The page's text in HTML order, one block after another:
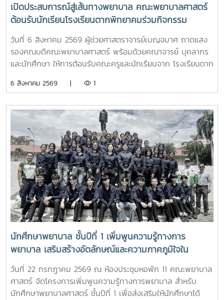
เปิดประสบการณ์สู่เส้นทางพยาบาล คณะพยาบาลศาสตร์
ต้อนรับนักเรียนโรงเรียนตากพิทยาคมร่วมกิจกรรม
"Future Nurse Portfolio"
วันที่ 6 สิงหาคม 2569 ผู้ช่วยศาสตราจารย์เบญจมาศ ถาดแสง
รองคณบดีคณะพยาบาลศาสตร์ พร้อมด้วยคณาจารย์ บุคลากร
และนักศึกษา ให้การต้อนรับคณะครูและนักเรียนจาก โรงเรียนตาก
ศึกษาต่อด้านพยาบาลศาสตร์ ณ ห้อง E403 ชั้น 4ในการนี้ ผู้
หลักสูตรพยาบาลศาสตร์ ได้แนะนำหลักสูตรพยาบาลศาสตร
บัณฑิต การจัดการเรียนการสอน การฝึกปฏิบัติ คุณสมบัติผู้
สมัคร และแนวทางการศึกษาต่อ เพื่อให้นักเรียนได้รับข้อมูลที่ถูก
ต้อง สามารถนำไปใช้ประกอบการวางแผนศึกษาต่อระดับ
อุดมศึกษาพร้อมกันนี้ ตัวแทนนักศึกษาพยาบาลชั้นปีที่ 4 ได้ร่วม
แลกเปลี่ยนประสบการณ์การเรียน การใช้ชีวิตในรั้วมหาวิทยาลัย
การฝึกงาน เพื่อสร้างแรงบันดาลใจให้กับน้องๆผ่านกิจกรรม
Student Talkช่วงท้ายของกิจกรรม คณะนักเรียนได้เยี่ยมชมห้อง
ปฏิบัติการพยาบาล ตามกิจกรรม “Future Nurse Portfolio”
ทดลองฝึกปฏิบัติทักษะทางการพยาบาลเบื้องต้น อาทิ การวัด
สัญญาณชีพ การช่วยฟื้นคืนชีพ (CPR) การฝึกพันผ้า การฝึก
ทักษะการฉีดยาเบื้องต้นกับหุ่นจำลอง และกายวิพากษ์ โดยมี
อาจารย์และนักศึกษาพยาบาลคอยให้คำแนะนำอย่างใกล้ชิด
บรรยากาศเต็มไปด้วยความอบอุ่น สนุกสนาน เป็นกันเอง
นักเรียนให้ความสนใจเข้าร่วมกิจกรรมเป็นอย่างมาก ตลอดจนซัก
ถามแลกเปลี่ยนความคิดเห็นกับคณาจารย์และรุ่นพี่นักศึกษาใน
6 สิงหาคม 2569 | 1
นักศึกษาพยาบาล ชั้นปีที่ 1 เพิ่มพูนความรู้ทางการ
พยาบาล เสริมสร้างอัตลักษณ์และความภาคภูมิใจใน
สถาบัน ภายใต้รายวิชา แม่โจ้วิถีใหม่
วันที่ 22 กรกฎาคม 2569 ณ ห้องประชุมหอพัก 11 คณะพยาบาล
ศาสตร์ จัดโครงการเพิ่มพูนความรู้ทางการพยาบาล สำหรับ
นักศึกษาพยาบาลศาสตร์ ชั้นปีที่ 1 เพื่อส่งเสริมให้นักศึกษาได้